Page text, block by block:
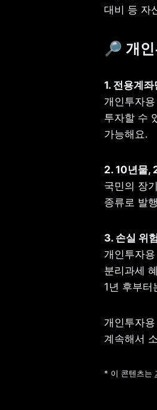
대비 등 자
🔎 개
개인투자
투자할 수
가능해요.
국민의 장
종류로 발
개인투자
분리과세
1년 후부터
개인투자
계속해서
* 이 콘텐츠는